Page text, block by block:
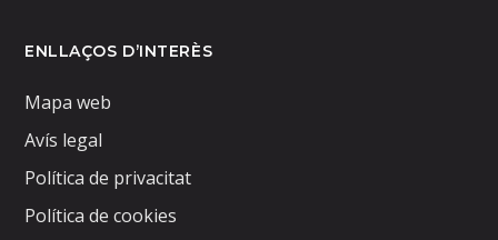
ENLLAÇOS D’INTERÈS
Mapa web
Avís legal
Política de privacitat
Política de cookies